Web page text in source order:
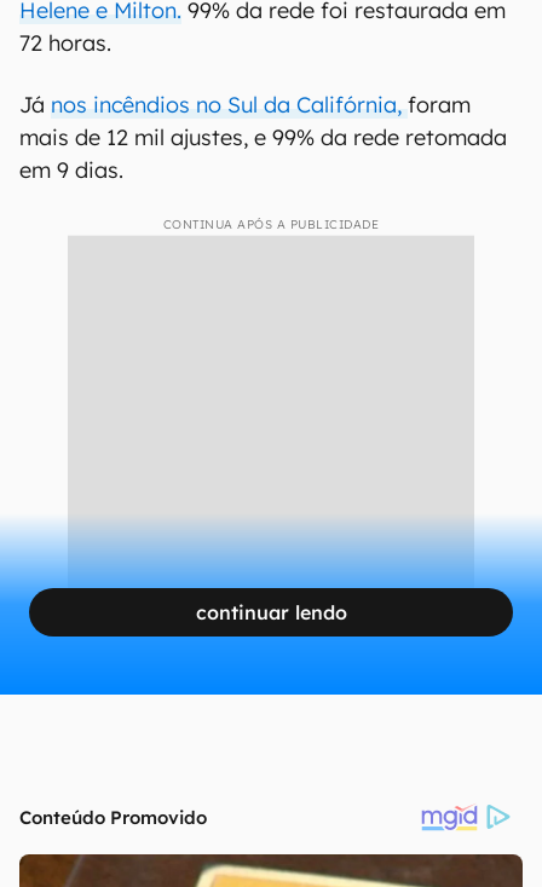
Helene e Milton. 99% da rede foi restaurada em
72 horas.
Já nos incêndios no Sul da Califórnia, foram
mais de 12 mil ajustes, e 99% da rede retomada
em 9 dias.
CONTINUA APÓS A PUBLICIDADE
continuar lendo